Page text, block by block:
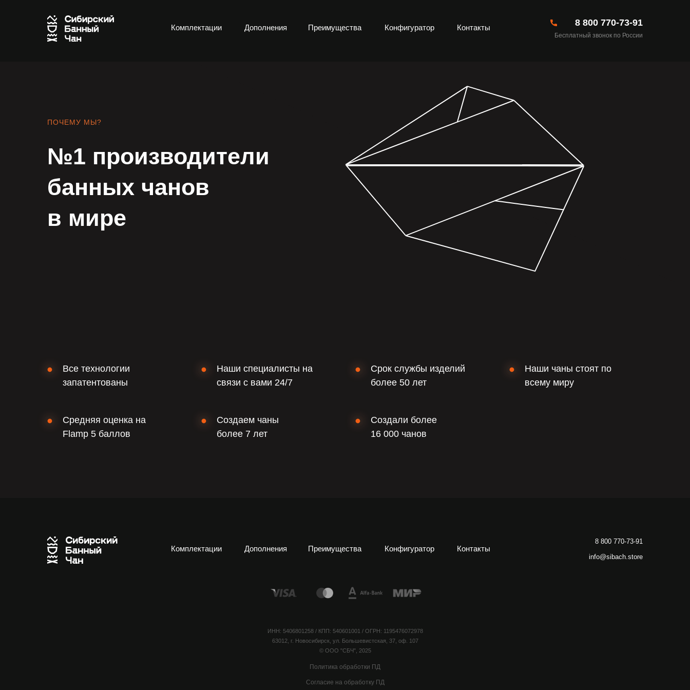
8 800 770-73-91
Бесплатный звонок по России
Комплектации Дополнения Преимущества Конфигуратор Контакты
ПОЧЕМУ МЫ?
№1 производители
банных чанов
в мире
Все технологии
запатентованы
Наши специалисты на
связи с вами 24/7
Срок службы изделий
более 50 лет
Наши чаны стоят по
всему миру
Средняя оценка на
Flamp 5 баллов
Создаем чаны
более 7 лет
Создали более
16 000 чанов
8 800 770-73-91
info@sibach.store
Комплектации Дополнения Преимущества Конфигуратор Контакты
ИНН: 5406801258 / КПП: 540601001 / ОГРН: 1195476072978
63012, г. Новосибирск, ул. Большевистская, 37, оф. 107
© ООО "СБЧ", 2025
Политика обработки ПД
Согласие на обработку ПД